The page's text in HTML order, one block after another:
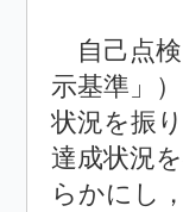
自己点検
示基準」
状況を振
達成状況
らかにし